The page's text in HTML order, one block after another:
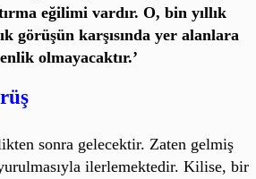
eğilimi vardır. O, bin yıllık
görüşün karşısında yer alanlara
olmayacaktır.’
sonra gelecektir. Zaten gelmiş
ilerlemektedir. Kilise, bir